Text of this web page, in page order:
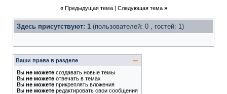
« Предыдущая тема| Следующая тема »
Здесь присутствуют: 1 (пользователей: 0 , гостей: 1)
Ваши права в разделе
Вы не можете создавать новые темы
Вы не можете отвечать в темах
Вы не можете прикреплять вложения
Вы не можете редактировать свои сообщения